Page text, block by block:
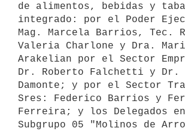
de alimentos, bebidas y
integrado: por el Poder
Mag. Marcela Barrios, Tec.
Valeria Charlone y Dra.
Arakelian por el Sector
Dr. Roberto Falchetti y Dr.
Damonte; y por el Sector
Sres: Federico Barrios y
Ferreira; y los Delegados
Subgrupo 05 "Molinos de